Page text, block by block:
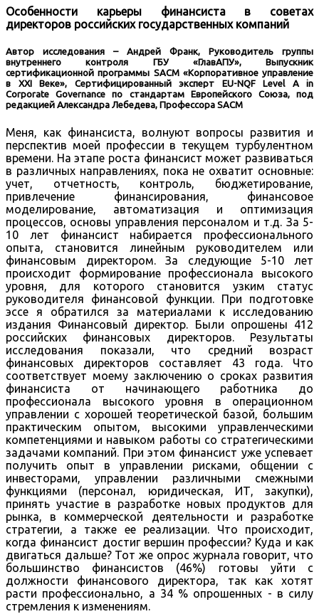
Особенности карьеры финансиста в советах
директоров российских государственных компаний
Автор исследования – Андрей Франк, Руководитель группы
внутреннего контроля ГБУ «ГлавАПУ», Выпускник
сертификационной программы SACM «Корпоративное управление
в XXI Веке», Сертифицированный эксперт EU-NQF Level A in
Corporate Governance по стандартам Европейского Союза, под
редакцией Александра Лебедева, Профессора SACM
Меня, как финансиста, волнуют вопросы развития и
перспектив моей профессии в текущем турбулентном
времени. На этапе роста финансист может развиваться
в различных направлениях, пока не охватит основные:
учет, отчетность, контроль, бюджетирование,
привлечение финансирования, финансовое
моделирование, автоматизация и оптимизация
процессов, основы управления персоналом и т.д. За 5-
10 лет финансист набирается профессионального
опыта, становится линейным руководителем или
финансовым директором. За следующие 5-10 лет
происходит формирование профессионала высокого
уровня, для которого становится узким статус
руководителя финансовой функции. При подготовке
эссе я обратился за материалами к исследованию
издания Финансовый директор. Были опрошены 412
российских финансовых директоров. Результаты
исследования показали, что средний возраст
финансовых директоров составляет 43 года. Что
соответствует моему заключению о сроках развития
финансиста от начинающего работника до
профессионала высокого уровня в операционном
управлении с хорошей теоретической базой, большим
практическим опытом, высокими управленческими
компетенциями и навыком работы со стратегическими
задачами компаний. При этом финансист уже успевает
получить опыт в управлении рисками, общении с
инвесторами, управлении различными смежными
функциями (персонал, юридическая, ИТ, закупки),
принять участие в разработке новых продуктов для
рынка, в коммерческой деятельности и разработке
стратегии, а также ее реализации. Что происходит,
когда финансист достиг вершин профессии? Куда и как
двигаться дальше? Тот же опрос журнала говорит, что
большинство финансистов (46%) готовы уйти с
должности финансового директора, так как хотят
расти профессионально, а 34 % опрошенных - в силу
стремления к изменениям.